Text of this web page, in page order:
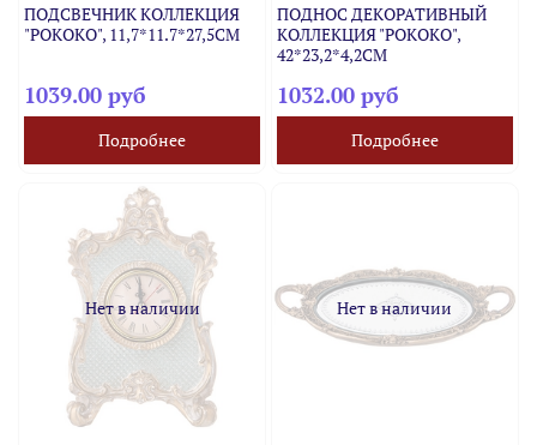
ПОДСВЕЧНИК КОЛЛЕКЦИЯ
"РОКОКО", 11,7*11.7*27,5CM
1039.00 руб
Подробнее
ПОДНОС ДЕКОРАТИВНЫЙ
КОЛЛЕКЦИЯ "РОКОКО",
42*23,2*4,2CM
1032.00 руб
Подробнее
Нет в наличии Нет в наличии